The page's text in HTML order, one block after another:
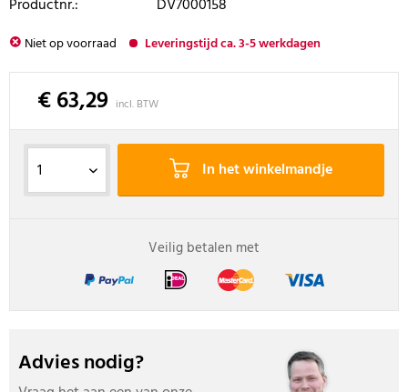
Productnr.:
DV7000158
Niet op voorraad Leveringstijd ca. 3-5 werkdagen
€ 63,29 incl. BTW
In het winkelmandje
Veilig betalen met
Advies nodig?